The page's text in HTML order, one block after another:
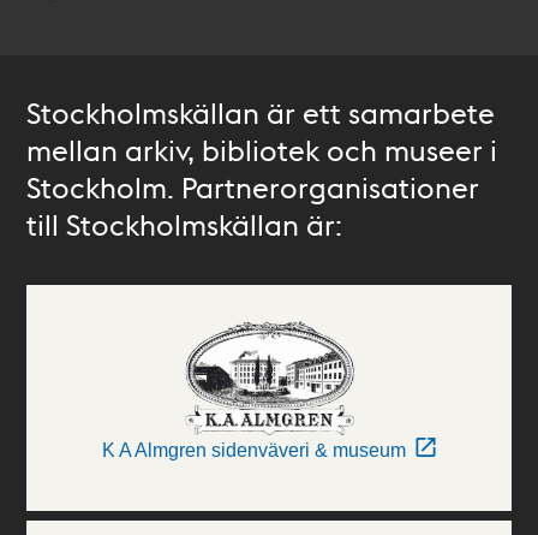
Stockholmskällan är ett samarbete
mellan arkiv, bibliotek och museer i
Stockholm. Partnerorganisationer
till Stockholmskällan är:
K A Almgren sidenväveri & museum